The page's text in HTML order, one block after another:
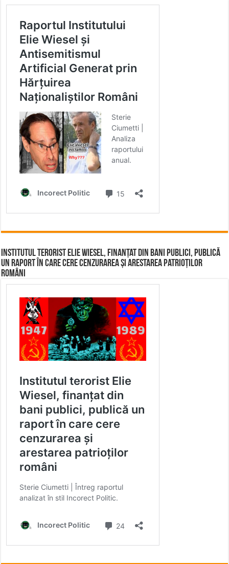
Institutul terorist Elie Wiesel, finanțat din bani publici, publică
un raport în care cere cenzurarea și arestarea patrioților
români